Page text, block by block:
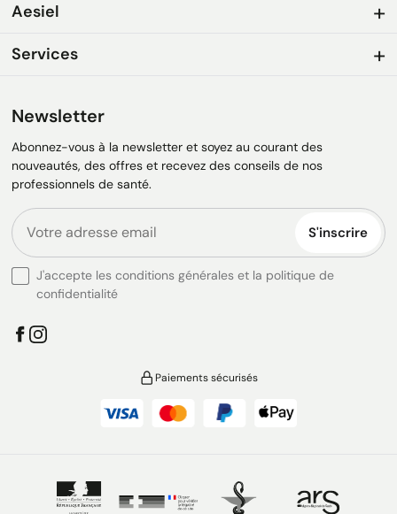
Aesiel
Services
Newsletter
Abonnez-vous à la newsletter et soyez au courant des
nouveautés, des offres et recevez des conseils de nos
professionnels de santé.
S'inscrire
J'accepte les conditions générales et la politique de
confidentialité
Paiements sécurisés